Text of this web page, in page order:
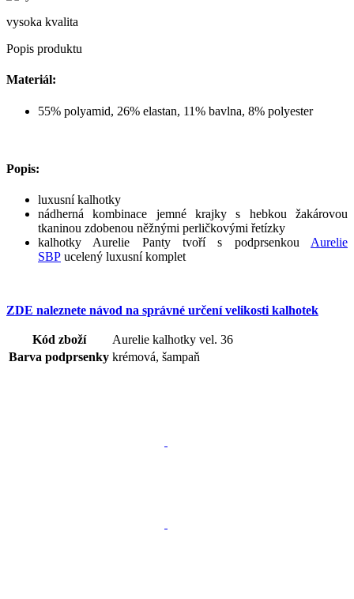
vysoka kvalita
Popis produktu
Materiál:
55% polyamid, 26% elastan, 11% bavlna, 8% polyester
Popis:
luxusní kalhotky
nádherná kombinace jemné krajky s hebkou žakárovou
tkaninou zdobenou něžnými perličkovými řetízky
kalhotky Aurelie Panty tvoří s podprsenkou Aurelie
SBP ucelený luxusní komplet
ZDE naleznete návod na správné určení velikosti kalhotek
Kód zboží
Aurelie kalhotky vel. 36
Barva podprsenky krémová, šampaň